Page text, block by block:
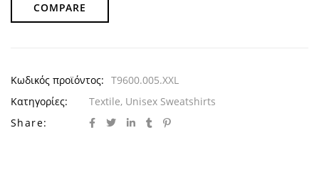
COMPARE
Κωδικός προϊόντος: T9600.005.XXL
Κατηγορίες:
Textile, Unisex Sweatshirts
Share: